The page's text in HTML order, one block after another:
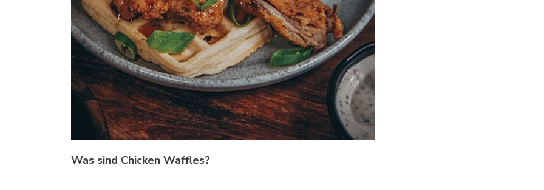
Was sind Chicken Waffles?